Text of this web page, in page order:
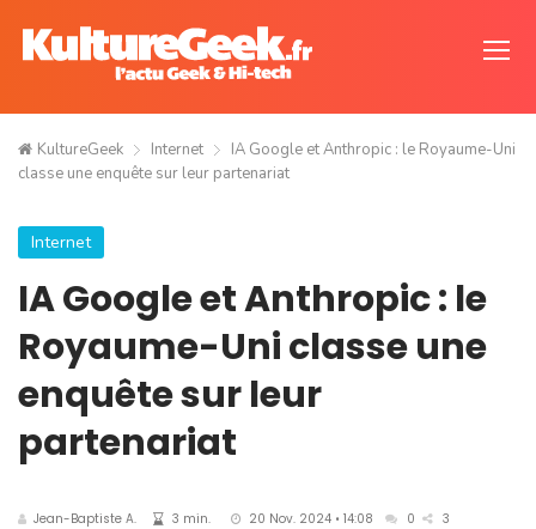
KultureGeek Internet
IA Google et Anthropic : le Royaume-Uni
classe une enquête sur leur partenariat
Internet
IA Google et Anthropic : le
Royaume-Uni classe une
enquête sur leur
partenariat
Jean-Baptiste A. 3 min. 20 Nov. 2024 • 14:08 0 3